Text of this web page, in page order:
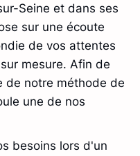
Seine et dans ses
sur une écoute
de vos attentes
mesure. Afin de
de notre méthode de
une de nos
besoins lors d'un